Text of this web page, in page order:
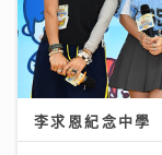
李求恩紀念中學